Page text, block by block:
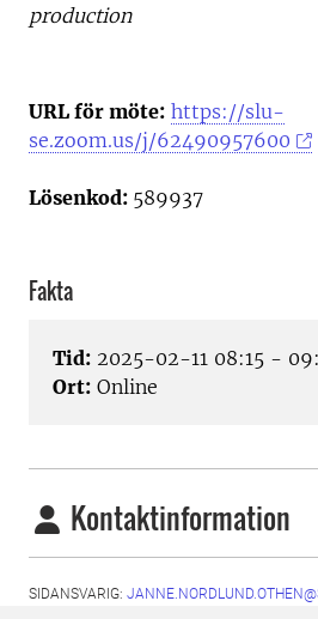
production
URL för möte: https://slu-
se.zoom.us/j/62490957600
Lösenkod: 589937
Fakta
Tid: 2025-02-11 08:15 -
Ort: Online
Kontaktinformation
SIDANSVARIG: